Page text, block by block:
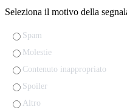
Seleziona il motivo della
Spam
Molestie
Contenuto inappropriato
Spoiler
Altro